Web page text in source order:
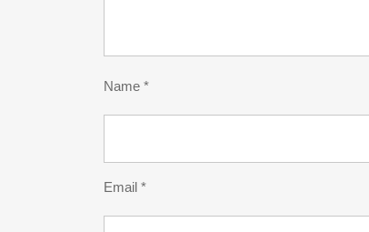
Name *
Email *